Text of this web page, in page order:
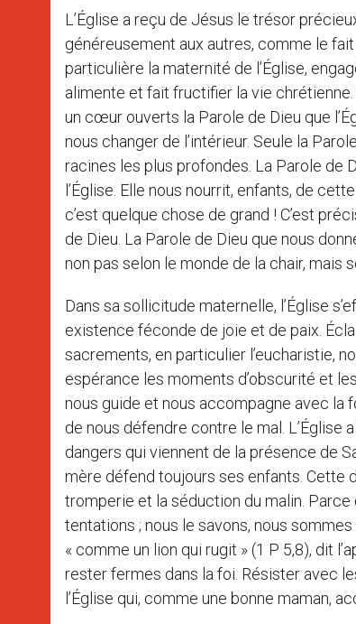
L’Église a reçu de Jésus le trésor
généreusement aux autres, comme le
particulière la maternité de l’Église,
alimente et fait fructifier la vie
un cœur ouverts la Parole de Dieu que
nous changer de l’intérieur. Seule la
racines les plus profondes. La Parole de
l’Église. Elle nous nourrit, enfants, de
c’est quelque chose de grand ! C’est
de Dieu. La Parole de Dieu que nous
non pas selon le monde de la chair, mais
Dans sa sollicitude maternelle, l’Église
existence féconde de joie et de paix.
sacrements, en particulier l’eucharistie,
espérance les moments d’obscurité et
nous guide et nous accompagne avec la
de nous défendre contre le mal. L’Église
dangers qui viennent de la présence de
mère défend toujours ses enfants. Cette
tromperie et la séduction du malin.
tentations ; nous le savons, nous
« comme un lion qui rugit » (1 P 5,8), dit
rester fermes dans la foi. Résister avec
l’Église qui, comme une bonne maman,